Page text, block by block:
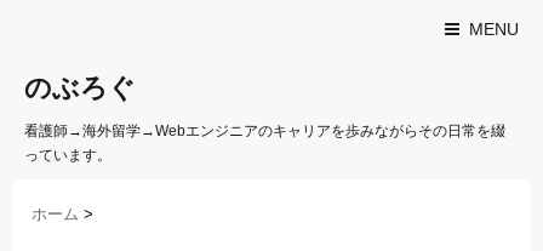
MENU
のぶろぐ
看護師→海外留学→Webエンジニアのキャリアを歩みながらその日常を綴
っています。
ホーム >